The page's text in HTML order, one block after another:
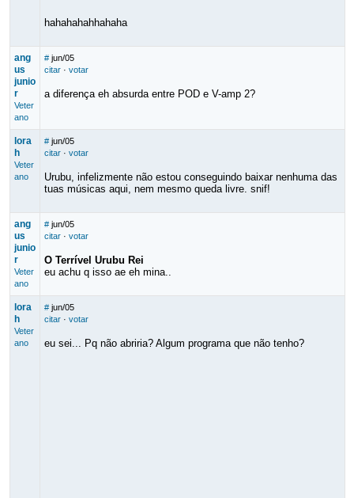
hahahahahhahaha
ang
us
junio
r
Veter
ano
# jun/05
citar· votar
a diferença eh absurda entre POD e V-amp 2?
lora
h
Veter
ano
# jun/05
citar· votar
Urubu, infelizmente não estou conseguindo baixar nenhuma das
tuas músicas aqui, nem mesmo queda livre. snif!
ang
us
junio
r
Veter
ano
# jun/05
citar· votar
O Terrível Urubu Rei
eu achu q isso ae eh mina..
lora
h
Veter
ano
# jun/05
citar· votar
eu sei... Pq não abriria? Algum programa que não tenho?